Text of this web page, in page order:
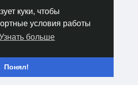
куки, чтобы
условия работы
больше
Понял!